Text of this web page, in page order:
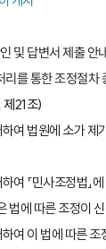
및 답변서 제출 안
리를 통한 조정절차
제21조)
여 법원에 소가 제
여 「민사조정법」
법에 따른 조정이
여 이 법에 따른 조